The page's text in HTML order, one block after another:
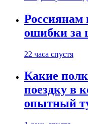
Россиянам
ошибки за
22 часа спустя
Какие
поездку в
опытный